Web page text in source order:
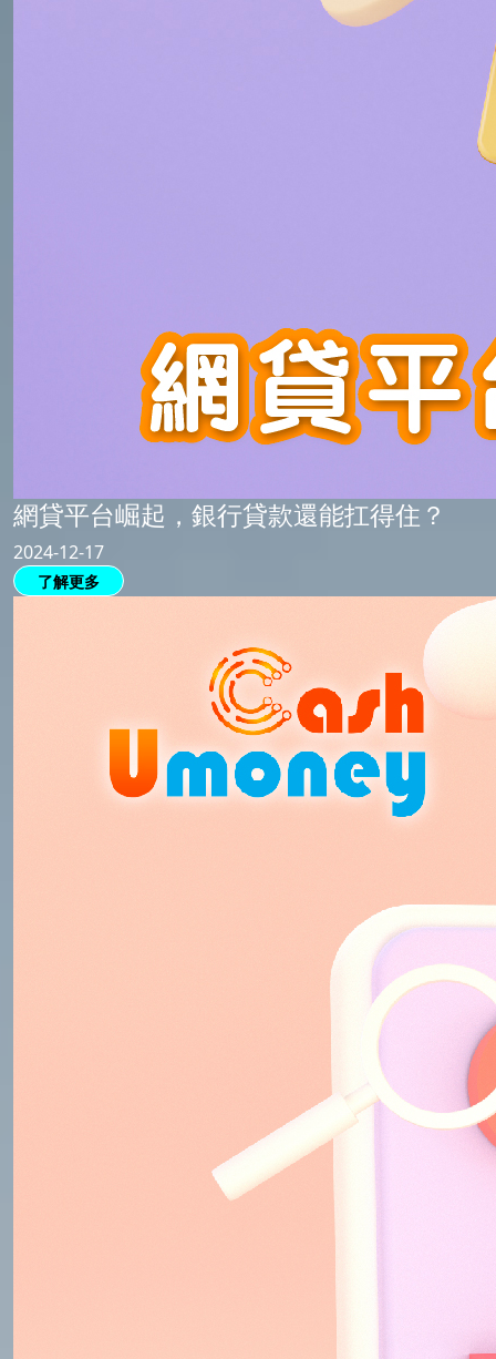
網貸平台崛起，銀行貸款還能扛得住？
2024-12-17
了解更多